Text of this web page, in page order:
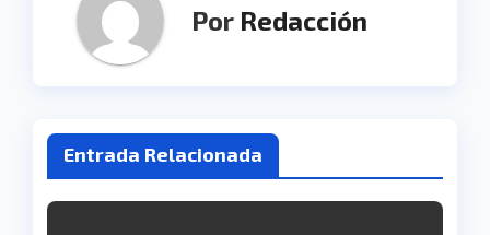
Por Redacción
Entrada Relacionada